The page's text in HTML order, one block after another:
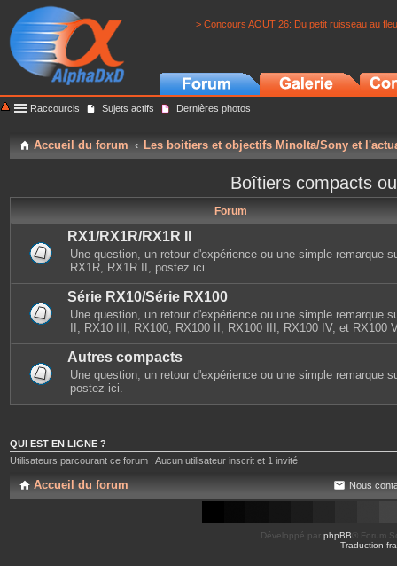
> Concours AOUT 26: Du petit ruisseau au
Raccourcis Sujets actifs Dernières photos
Accueil du forum Les boitiers et objectifs Minolta/Sony et
Boîtiers compacts
Forum
RX1/RX1R/RX1R II
Une question, un retour d'expérience ou une simple remarque
RX1R, RX1R II, postez ici.
Série RX10/Série RX100
Une question, un retour d'expérience ou une simple remarque
II, RX10 III, RX100, RX100 II, RX100 III, RX100 IV, et RX100
Autres compacts
Une question, un retour d'expérience ou une simple remarque
postez ici.
QUI EST EN LIGNE ?
Utilisateurs parcourant ce forum : Aucun utilisateur inscrit et 1 invité
Accueil du forum Nous
Développé par phpBB ® Forum
Traduction